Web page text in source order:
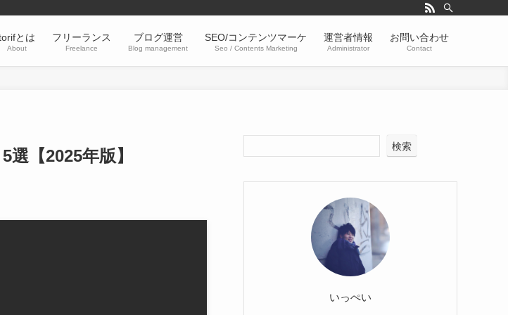
とは
About
フリーランス
Freelance
ブログ運営
Blog management
SEO/コンテンツマーケ
Seo / Contents Marketing
運営者情報
Administrator
お問い合わせ
Contact
【2025年版】 検索
いっぺい